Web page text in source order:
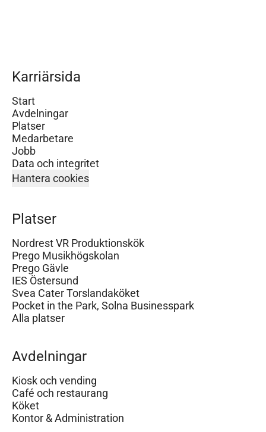
Karriärsida
Start
Avdelningar
Platser
Medarbetare
Jobb
Data och integritet
Hantera cookies
Platser
Nordrest VR Produktionskök
Prego Musikhögskolan
Prego Gävle
IES Östersund
Svea Cater Torslandaköket
Pocket in the Park, Solna Businesspark
Alla platser
Avdelningar
Kiosk och vending
Café och restaurang
Köket
Kontor & Administration